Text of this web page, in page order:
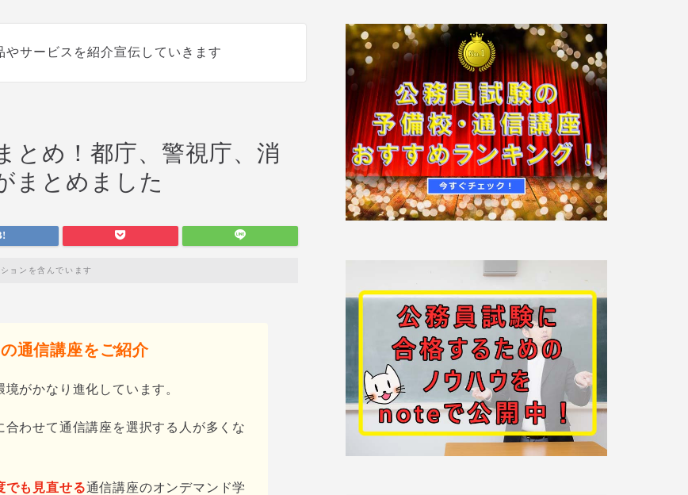
サービスを紹介宣伝していきます
とめ！都庁、警視庁、消
まとめました
ョンを含んでいます
通信講座をご紹介
がかなり進化しています。
わせて通信講座を選択する人が多くな
でも見直せる通信講座のオンデマンド学